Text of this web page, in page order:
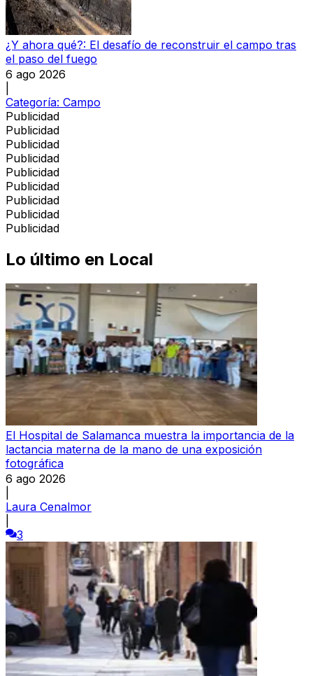
¿Y ahora qué?: El desafío de reconstruir el campo tras
el paso del fuego
6 ago 2026
Categoría: Campo
Publicidad
Publicidad
Publicidad
Publicidad
Publicidad
Publicidad
Publicidad
Publicidad
Publicidad
Lo último en Local
El Hospital de Salamanca muestra la importancia de la
lactancia materna de la mano de una exposición
fotográfica
6 ago 2026
Laura Cenalmor
3